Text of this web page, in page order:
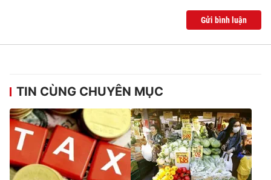
® Cấm sao chép dưới mọi hình thức nếu không có sự chấp
thuận bằng văn bản. Ghi rõ nguồn VTV.vn khi phát hành lại
thông tin từ website này.
Gửi bình luận
TIN CÙNG CHUYÊN MỤC